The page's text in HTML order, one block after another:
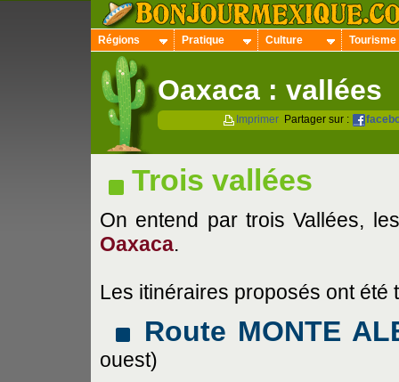
Régions Pratique Culture Tourisme
Oaxaca : vallées
Imprimer Partager sur :
Trois vallées
On entend par trois Vallées,
Oaxaca.
Les itinéraires proposés ont été
Route MONTE
ouest)